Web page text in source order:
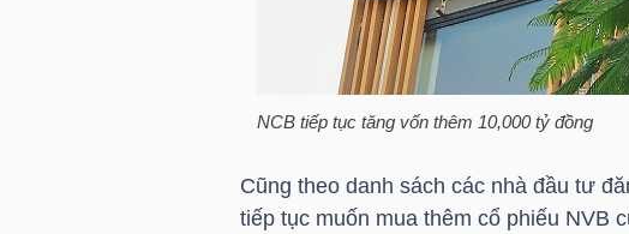
NCB tiếp tục tăng vốn thêm 10,000 tỷ đồng
Cũng theo danh sách các nhà đầu tư
tiếp tục muốn mua thêm cổ phiếu NVB